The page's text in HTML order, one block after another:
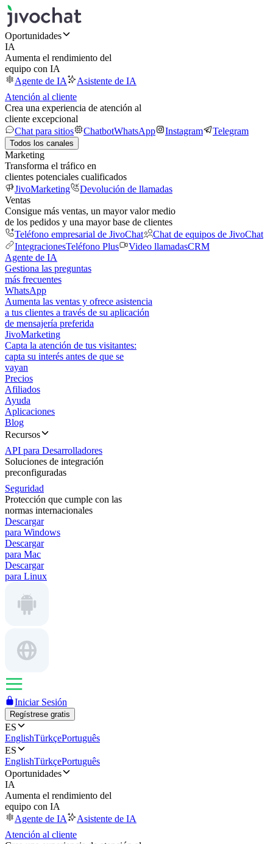
Oportunidades
IA
Aumenta el rendimiento del
equipo con IA
Agente de IA
Asistente de IA
Atención al cliente
Crea una experiencia de atención al
cliente excepcional
Chat para sitios
ChatbotWhatsApp Instagram Telegram
Todos los canales
Marketing
Transforma el tráfico en
clientes potenciales cualificados
JivoMarketing
Devolución de llamadas
Ventas
Consigue más ventas, un mayor valor medio
de los pedidos y una mayor base de clientes
Teléfono empresarial de JivoChat
Chat de equipos de JivoChat
IntegracionesTeléfono Plus Video llamadasCRM
Agente de IA
Gestiona las preguntas
más frecuentes
WhatsApp
Aumenta las ventas y ofrece asistencia
a tus clientes a través de su aplicación
de mensajería preferida
JivoMarketing
Capta la atención de tus visitantes:
capta su interés antes de que se
vayan
Precios
Afiliados
Ayuda
Aplicaciones
Blog
Recursos
API para Desarrolladores
Soluciones de integración
preconfiguradas
Seguridad
Protección que cumple con las
normas internacionales
Descargar
para Windows
Descargar
para Mac
Descargar
para Linux
Iniciar Sesión
Regístrese gratis
ES
EnglishTürkçePortuguês
ES
EnglishTürkçePortuguês
Oportunidades
IA
Aumenta el rendimiento del
equipo con IA
Agente de IA
Asistente de IA
Atención al cliente